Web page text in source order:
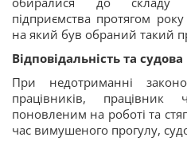
підприємства протягом
на який був обраний такий
Відповідальність та
При недотриманні
працівників,
поновленим на роботі та
час вимушеного прогулу,